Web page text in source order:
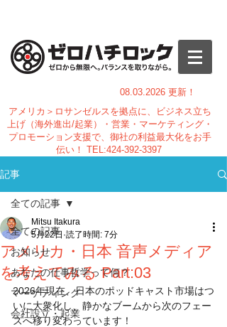
08.03.2026 更新！
アメリカ＞ロサンゼルスを拠点に、ビジネス立ち
上げ（海外進出/起業）・営業・マーケティング・
プロモーション支援で、御社の利益最大化をお手
伝い！ TEL:424-392-3397
記事
全ての記事
お知らせ
あなたの仕事哲学って何？
マーケティング
会社設立・起業
全ての記事
アメリカ・日本 音声メディア
を考えてみる Part:03
Mitsu Itakura
5月22日 読了時間: 7分
2026年現在、日本のポッドキャスト市場はつ
いに大衆化し、静かなブームから次のフェー
ズへ移り変わっています！